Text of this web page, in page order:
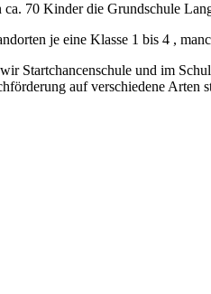
ca. 70 Kinder die Grundschule
je eine Klasse 1 bis 4 ,
Startchancenschule und im
auf verschiedene